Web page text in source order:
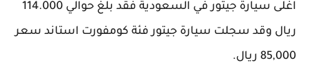
اغلى سيارة جيتور في السعودية فقد بلغ حوالي 114.000
ريال وقد سجلت سيارة جيتور فئة كومفورت استاند سعر
85,000 ريال.